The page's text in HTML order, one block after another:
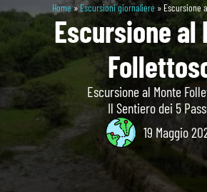
Home» Escursioni giornaliere » Escursione
Escursione al
Escursione al Monte
Il Sentiero dei 5
19 Maggio